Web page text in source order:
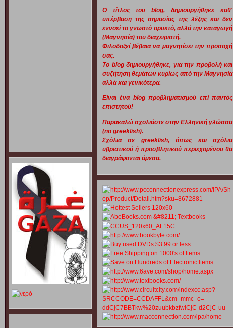
Ο τίτλος του blog, δημιουργήθηκε καθ'
υπέρβαση της σημασίας της λέξης και δεν
εννοεί το γνωστό ορυκτό, αλλά την καταγωγή
(Μαγνησία) του διαχειριστή.
Φιλοδοξεί βέβαια να μαγνητίσει την προσοχή
σας.
Το blog δημιουργήθηκε, για την προβολή και
συζήτηση θεμάτων κυρίως από την Μαγνησία
αλλά και γενικότερα.
Είναι ένα blog προβληματισμού επί παντός
επιστητού!
Παρακαλώ σχολιάστε στην Ελληνική γλώσσα
(no greeklish).
Σχόλια σε greeklish, όπως και σχόλια
υβριστικού ή προσβλητικού περιεχομένου θα
διαγράφονται άμεσα.